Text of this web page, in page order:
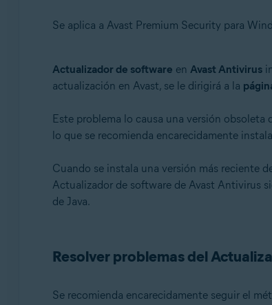
Se aplica a Avast Premium Security para
Productos:
Avast Free Antivirus 22.x para Windows
Microsoft Windows 11 Home/Pro/Enterprise/
Microsoft Windows 10 Home/Pro/Enterprise/
Microsoft Windows 8.1/Pro/Enterprise - 32 o
Actualizador de software en Avast Antivirus
actualización en Avast, se le dirigirá a la
Este problema lo causa una versión obsoleta
lo que se recomienda encarecidamente
Cuando se instala una versión más reciente
Actualizador de software de Avast Antivirus
de Java.
Resolver problemas del
Se recomienda encarecidamente seguir el